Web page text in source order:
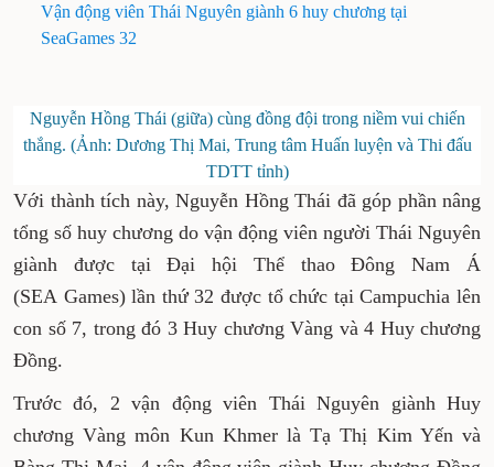
Vận động viên Thái Nguyên giành 6 huy chương tại
SeaGames 32
Nguyễn Hồng Thái (giữa) cùng đồng đội trong niềm vui chiến
thắng. (Ảnh: Dương Thị Mai, Trung tâm Huấn luyện và Thi đấu
TDTT tỉnh)
Với thành tích này, Nguyễn Hồng Thái đã góp phần nâng
tổng số huy chương do vận động viên người Thái Nguyên
giành được tại Đại hội Thể thao Đông Nam Á
(SEA Games) lần thứ 32 được tổ chức tại Campuchia lên
con số 7, trong đó 3 Huy chương Vàng và 4 Huy chương
Đồng.
Trước đó, 2 vận động viên Thái Nguyên giành Huy
chương Vàng môn Kun Khmer là Tạ Thị Kim Yến và